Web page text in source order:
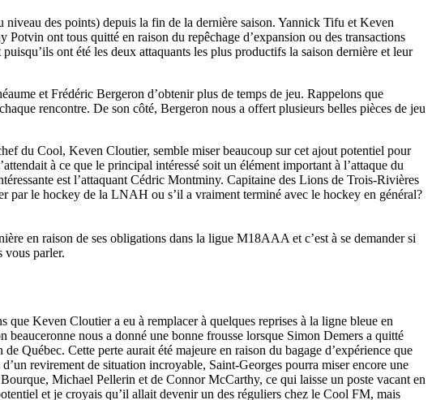
des points) depuis la fin de la dernière saison. Yannick Tifu et Keven
ont tous quitté en raison du repêchage d’expansion ou des transactions
ont été les deux attaquants les plus productifs la saison dernière et leur
et Frédéric Bergeron d’obtenir plus de temps de jeu. Rappelons que
rencontre. De son côté, Bergeron nous a offert plusieurs belles pièces de jeu
du Cool, Keven Cloutier, semble miser beaucoup sur cet ajout potentiel pour
à ce que le principal intéressé soit un élément important à l’attaque du
est l’attaquant Cédric Montminy. Capitaine des Lions de Trois-Rivières
par le hockey de la LNAH ou s’il a vraiment terminé avec le hockey en général?
en raison de ses obligations dans la ligue M18AAA et c’est à se demander si
vous parler.
Keven Cloutier a eu à remplacer à quelques reprises à la ligne bleue en
beauceronne nous a donné une bonne frousse lorsque Simon Demers a quitté
Québec. Cette perte aurait été majeure en raison du bagage d’expérience que
revirement de situation incroyable, Saint-Georges pourra miser encore une
Michael Pellerin et de Connor McCarthy, ce qui laisse un poste vacant en
et je croyais qu’il allait devenir un des réguliers chez le Cool FM, mais